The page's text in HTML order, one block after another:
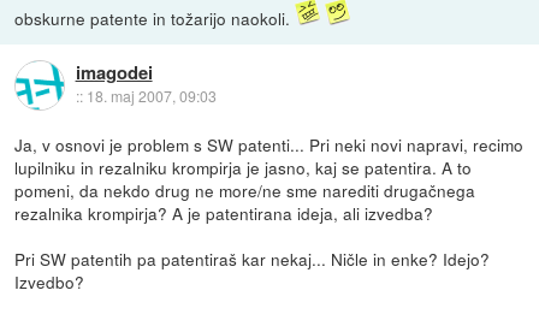
obskurne patente in tožarijo naokoli.
imagodei
:: 18. maj 2007, 09:03
Ja, v osnovi je problem s SW patenti... Pri neki novi napravi, recimo
lupilniku in rezalniku krompirja je jasno, kaj se patentira. A to
pomeni, da nekdo drug ne more/ne sme narediti drugačnega
rezalnika krompirja? A je patentirana ideja, ali izvedba?
Pri SW patentih pa patentiraš kar nekaj... Ničle in enke? Idejo?
Izvedbo?